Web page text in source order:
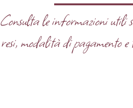
Consulta le informazioni utili
resi, modalità di pagamento